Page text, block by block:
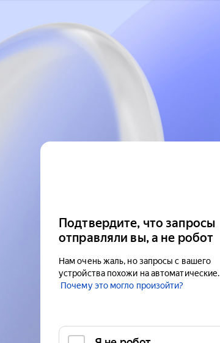
Подтвердите, что запросы
отправляли вы, а не робот
Нам очень жаль, но запросы с вашего
устройства похожи на автоматические.
Почему это могло произойти?